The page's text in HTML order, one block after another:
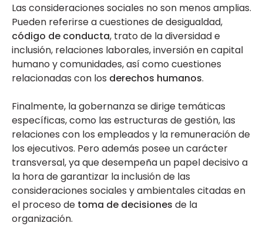
Las consideraciones sociales no son menos amplias.
Pueden referirse a cuestiones de desigualdad,
código de conducta, trato de la diversidad e
inclusión, relaciones laborales, inversión en capital
humano y comunidades, así como cuestiones
relacionadas con los derechos humanos.
Finalmente, la gobernanza se dirige temáticas
específicas, como las estructuras de gestión, las
relaciones con los empleados y la remuneración de
los ejecutivos. Pero además posee un carácter
transversal, ya que desempeña un papel decisivo a
la hora de garantizar la inclusión de las
consideraciones sociales y ambientales citadas en
el proceso de toma de decisiones de la
organización.